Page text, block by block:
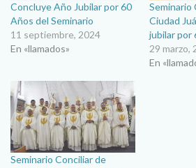
Concluye Año Jubilar por 60
Años del Seminario
11 septiembre, 2024
En «llamados»
Seminario
Ciudad
jubilar por
29 marzo,
En
Seminario Conciliar de